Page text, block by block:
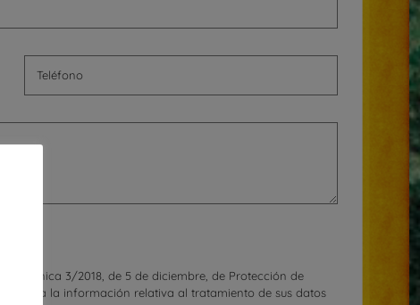
Orgánica 3/2018, de 5 de diciembre, de Protección de
facilita la información relativa al tratamiento de sus datos